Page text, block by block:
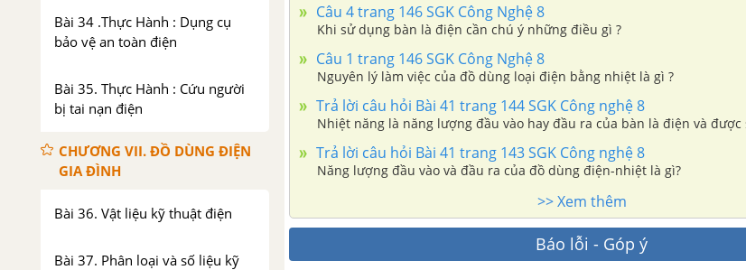
Bài 34 .Thực Hành : Dụng cụ
bảo vệ an toàn điện
Bài 35. Thực Hành : Cứu người
bị tai nạn điện
CHƯƠNG VII. ĐỒ DÙNG ĐIỆN
GIA ĐÌNH
Bài 36. Vật liệu kỹ thuật điện
Bài 37. Phân loại và số liệu kỹ
Câu 4 trang 146 SGK Công Nghệ 8
Khi sử dụng bàn là điện cần chú ý những điều gì ?
Câu 1 trang 146 SGK Công Nghệ 8
Nguyên lý làm việc của đồ dùng loại điện bằng nhiệt là gì ?
Trả lời câu hỏi Bài 41 trang 144 SGK Công nghệ 8
Nhiệt năng là năng lượng đầu vào hay đầu ra của bàn là điện và được
Trả lời câu hỏi Bài 41 trang 143 SGK Công nghệ 8
Năng lượng đầu vào và đầu ra của đồ dùng điện-nhiệt là gì?
>> Xem thêm
Báo lỗi - Góp ý